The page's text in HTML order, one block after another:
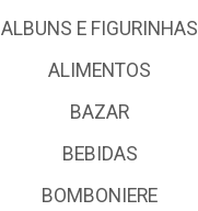
ALBUNS E FIGURINHAS
ALIMENTOS
BAZAR
BEBIDAS
BOMBONIERE